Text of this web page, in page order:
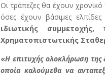
Οι τράπεζες θα έχουν
όσες έχουν βάσιμες
ιδιωτικής
Χρηματοπιστωτικής
«Η επιτυχής ολοκλήρωση της
οποία καλούμεθα να